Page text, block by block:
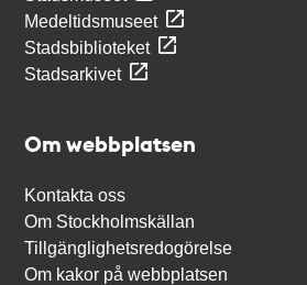
Medeltidsmuseet
Stadsbiblioteket
Stadsarkivet
Om webbplatsen
Kontakta oss
Om Stockholmskällan
Tillgänglighetsredogörelse
Om kakor på webbplatsen